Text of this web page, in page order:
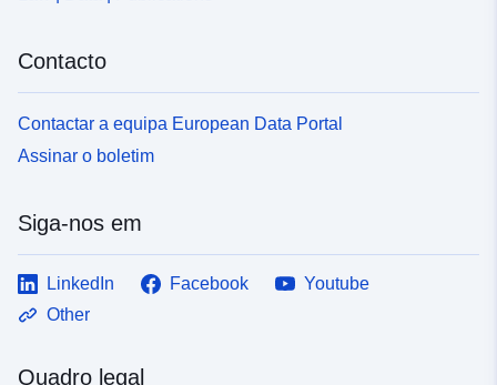
Contacto
Contactar a equipa European Data Portal
Assinar o boletim
Siga-nos em
LinkedIn Facebook
Youtube
Other
Quadro legal